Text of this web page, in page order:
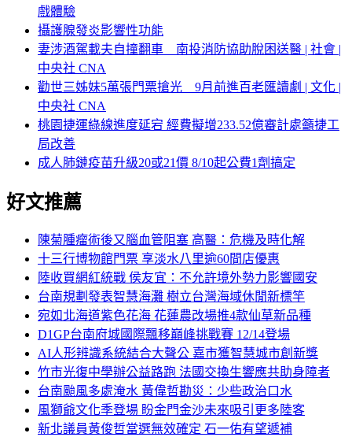
戲體驗
攝護腺發炎影響性功能
妻涉酒駕載夫自撞翻車 南投消防協助脫困送醫 | 社會 |
中央社 CNA
勸世三姊妹5萬張門票搶光 9月前進百老匯讀劇 | 文化 |
中央社 CNA
桃園捷運綠線進度延宕 經費擬增233.52億審計處籲捷工
局改善
成人肺鏈疫苗升級20或21價 8/10起公費1劑搞定
好文推薦
陳菊腫瘤術後又腦血管阻塞 高醫：危機及時化解
十三行博物館門票 享淡水八里逾60間店優惠
陸收買網紅統戰 侯友宜：不允許境外勢力影響國安
台南規劃發表智慧海灘 樹立台灣海域休閒新標竿
宛如北海道紫色花海 花蓮農改場推4款仙草新品種
D1GP台南府城國際飄移巔峰挑戰賽 12/14登場
AI人形辨識系統結合大聲公 嘉市獲智慧城市創新獎
竹市光復中學辦公益路跑 法國交換生響應共助身障者
台南颱風多處淹水 黃偉哲勘災：少些政治口水
風獅爺文化季登場 盼金門金沙未來吸引更多陸客
新北議員黃俊哲當選無效確定 石一佑有望遞補